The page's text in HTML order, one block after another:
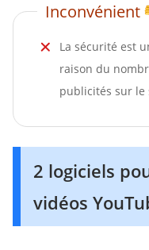
Inconvénient
La sécurité est
raison du
publicités sur le
2 logiciels
vidéos